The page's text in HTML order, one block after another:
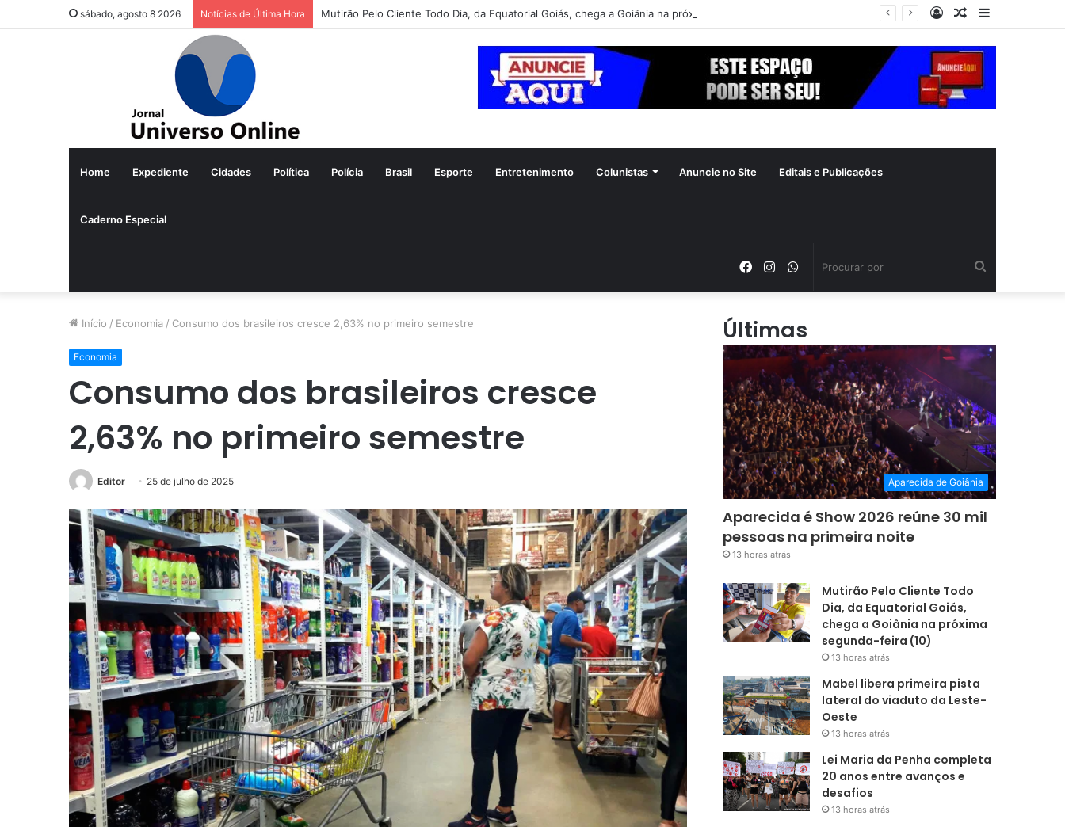
sábado, agosto 8 2026 Notícias de Última Hora Mutirão Pelo Cliente Todo Dia, da Equatorial Goiás, chega a Goiânia na próxima segunda-feira (10)
Barra
Artigo
Entrar
Home Expediente Cidades Política Polícia Brasil Esporte Entretenimento Colunistas Anuncie no Site Editais e Publicações
Caderno Especial
WhatsApp
Instagram
Facebook
Início / Economia / Consumo dos brasileiros cresce 2,63% no primeiro semestre
Economia
Consumo dos brasileiros cresce
2,63% no primeiro semestre
Editor 25 de julho de 2025
Últimas
Aparecida de Goiânia
Aparecida é Show 2026 reúne 30 mil
pessoas na primeira noite
13 horas atrás
Mutirão Pelo Cliente Todo
Dia, da Equatorial Goiás,
chega a Goiânia na próxima
segunda-feira (10)
13 horas atrás
Mabel libera primeira pista
lateral do viaduto da Leste-
Oeste
13 horas atrás
Lei Maria da Penha completa
20 anos entre avanços e
desafios
13 horas atrás